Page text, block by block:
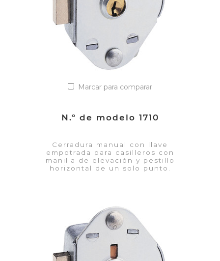
Marcar para comparar
N.º de modelo 1710
Cerradura manual con llave
empotrada para casilleros con
manilla de elevación y pestillo
horizontal de un solo punto.
VER DETALLES
Añadir a la lista de cotización